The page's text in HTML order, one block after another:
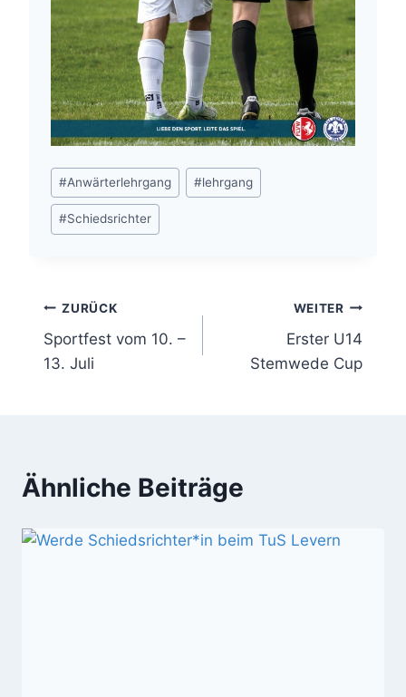
Schlagworte:
#Anwärterlehrgang #lehrgang
#Schiedsrichter
Beitragsnavigation
ZURÜCK
Sportfest vom 10. –
13. Juli
WEITER
Erster U14
Stemwede Cup
Ähnliche Beiträge